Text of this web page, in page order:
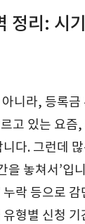
정리: 시
니라, 등록
고 있는 요즘
다. 그런데
놓쳐서’입
락 등으로
형별 신청